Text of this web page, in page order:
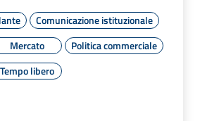
Comunicazione istituzionale
Mercato
Politica commerciale
Tempo libero